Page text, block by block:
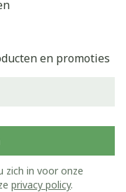
en promoties
zich in voor onze
privacy policy.